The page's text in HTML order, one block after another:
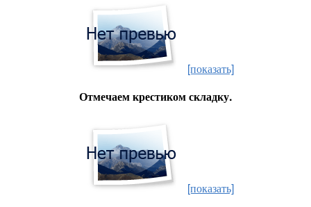
[показать]
Отмечаем крестиком складку.
[показать]